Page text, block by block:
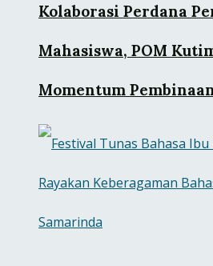
Kolaborasi Perdana
Mahasiswa, POM
Momentum